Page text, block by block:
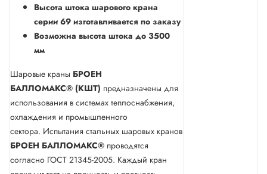
Высота штока шарового крана
серии 69 изготавливается по заказу
Возможна высота штока до 3500
мм
Шаровые краны БРОЕН
БАЛЛОМАКС® (КШТ) предназначены для
использования в системах теплоснабжения,
охлаждения и промышленного
сектора. Испытания стальных шаровых кранов
БРОЕН БАЛЛОМАКС® проводятся
согласно ГОСТ 21345-2005. Каждый кран